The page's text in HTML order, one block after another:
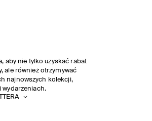
aby nie tylko uzyskać rabat
ale również otrzymywać
najnowszych kolekcji,
wydarzeniach.